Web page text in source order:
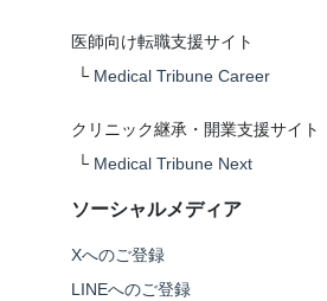
医師向け転職支援サイト
└ Medical Tribune Career
クリニック継承・開業支援サイト
└ Medical Tribune Next
ソーシャルメディア
Xへのご登録
LINEへのご登録